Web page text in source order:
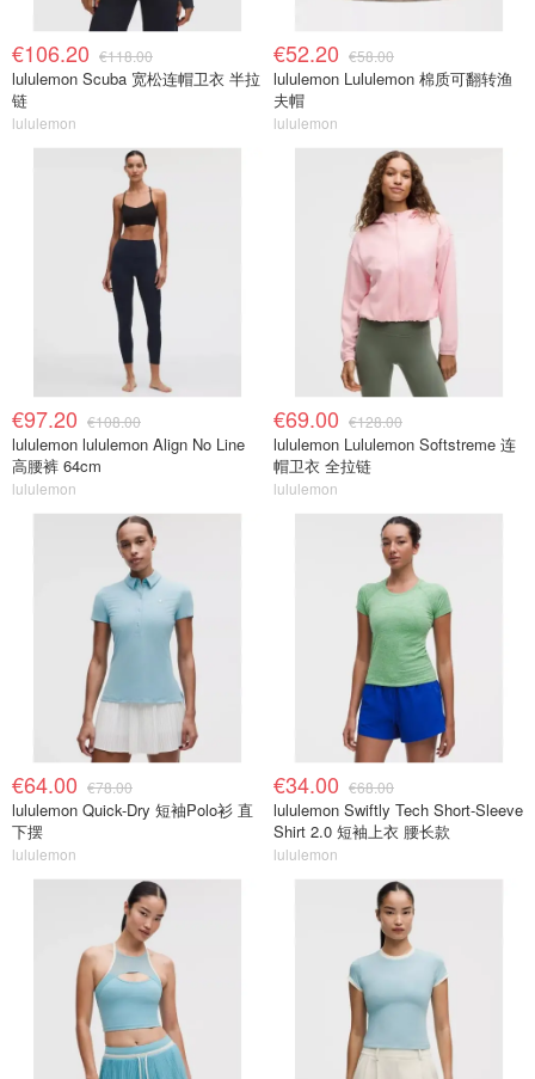
€106.20 €118.00
lululemon Scuba 宽松连帽卫衣 半拉
链
lululemon
€52.20 €58.00
lululemon Lululemon 棉质可翻转渔
夫帽
lululemon
€97.20 €108.00
lululemon lululemon Align No Line
高腰裤 64cm
lululemon
€69.00 €128.00
lululemon Lululemon Softstreme 连
帽卫衣 全拉链
lululemon
€64.00 €78.00
lululemon Quick-Dry 短袖Polo衫 直
下摆
lululemon
€34.00 €68.00
lululemon Swiftly Tech Short-Sleeve
Shirt 2.0 短袖上衣 腰长款
lululemon